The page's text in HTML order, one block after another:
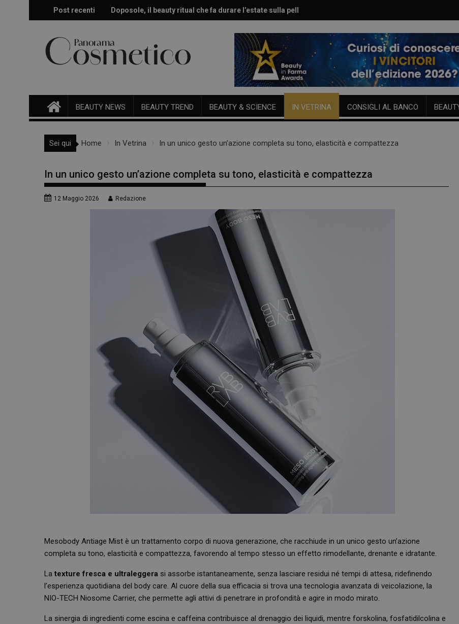
Post recenti Doposole, il beauty ritual che fa durare l’estate sulla pelle
Effetto glow immediato e modulabile per viso e corpo
BEAUTY NEWS BEAUTY TREND BEAUTY & SCIENCE IN VETRINA CONSIGLI AL BANCO
Sei qui Home In Vetrina In un unico gesto un’azione completa su tono, elasticità e compattezza
In un unico gesto un’azione completa su tono, elasticità e compattezza
12 Maggio 2026 Redazione
Mesobody Antiage Mist è un trattamento corpo di nuova generazione, che racchiude in un unico gesto un’azione
completa su tono, elasticità e compattezza, favorendo al tempo stesso un effetto rimodellante, drenante e idratante.
La texture fresca e ultraleggera si assorbe istantaneamente, senza lasciare residui né tempi di attesa, ridefinendo
l’esperienza quotidiana del body care. Al cuore della sua efficacia si trova una tecnologia avanzata di veicolazione, la
NIO-TECH Niosome Carrier, che permette agli attivi di penetrare in profondità e agire in modo mirato.
La sinergia di ingredienti come escina e caffeina contribuisce al drenaggio dei liquidi, mentre forskolina, fosfatidilcolina e